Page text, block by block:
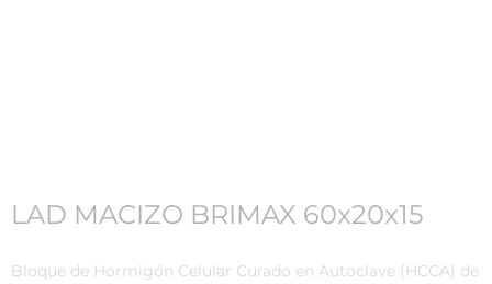
LAD MACIZO BRIMAX 60x20x15
Bloque de Hormigón Celular Curado en Autoclave (HCCA) de